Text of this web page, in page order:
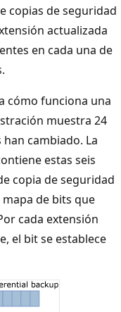
copias de seguridad
actualizada
en cada una de
cómo funciona una
muestra 24
cambiado. La
estas seis
copia de seguridad
de bits que
cada extensión
el bit se establece